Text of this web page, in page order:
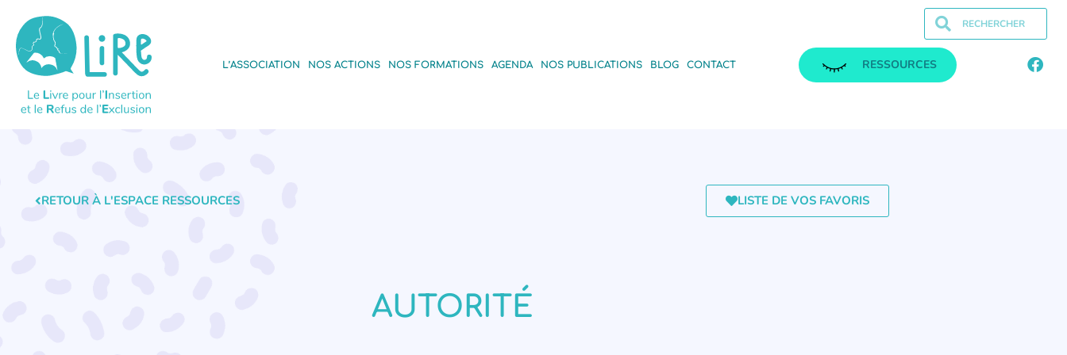
L’ASSOCIATION NOS ACTIONS NOS FORMATIONS AGENDA NOS PUBLICATIONS BLOG CONTACT RESSOURCES
RETOUR À L'ESPACE RESSOURCES LISTE DE VOS FAVORIS
AUTORITÉ